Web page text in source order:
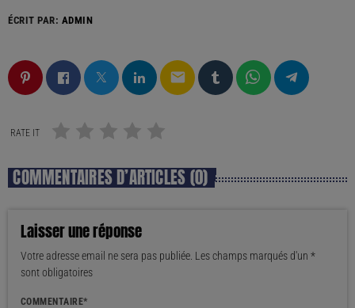
ÉCRIT PAR: ADMIN
email
RATE IT
COMMENTAIRES D’ARTICLES (0)
Laisser une réponse
Votre adresse email ne sera pas publiée. Les champs marqués d'un *
sont obligatoires
COMMENTAIRE*